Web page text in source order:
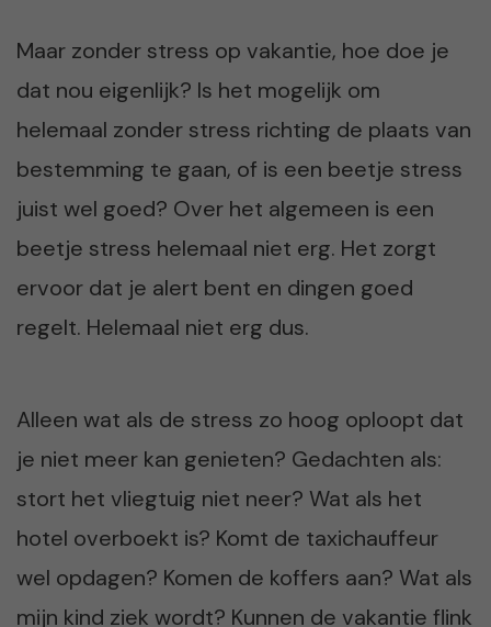
Maar zonder stress op vakantie, hoe doe je
dat nou eigenlijk? Is het mogelijk om
helemaal zonder stress richting de plaats van
bestemming te gaan, of is een beetje stress
juist wel goed? Over het algemeen is een
beetje stress helemaal niet erg. Het zorgt
ervoor dat je alert bent en dingen goed
regelt. Helemaal niet erg dus.
Alleen wat als de stress zo hoog oploopt dat
je niet meer kan genieten? Gedachten als:
stort het vliegtuig niet neer? Wat als het
hotel overboekt is? Komt de taxichauffeur
wel opdagen? Komen de koffers aan? Wat als
mijn kind ziek wordt? Kunnen de vakantie flink